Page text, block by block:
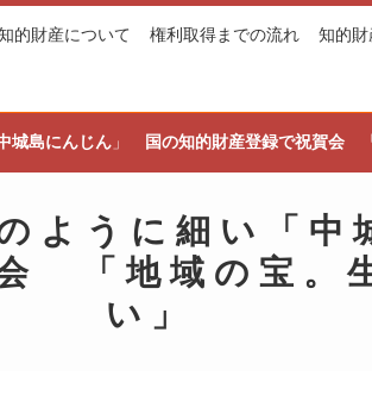
的財産について 権利取得までの流れ 知的
城島にんじん 」 国の知的財産登録で祝賀会 「
ように細い 「 中
「地域の宝。
い 」